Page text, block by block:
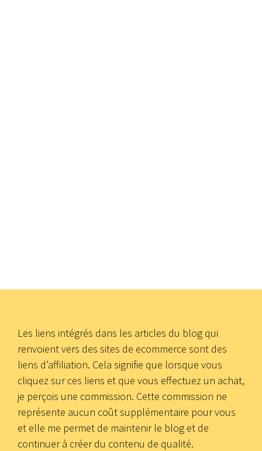
Les liens intégrés dans les articles du blog qui
renvoient vers des sites de ecommerce sont des
liens d’affiliation. Cela signifie que lorsque vous
cliquez sur ces liens et que vous effectuez un achat,
je perçois une commission. Cette commission ne
représente aucun coût supplémentaire pour vous
et elle me permet de maintenir le blog et de
continuer à créer du contenu de qualité.